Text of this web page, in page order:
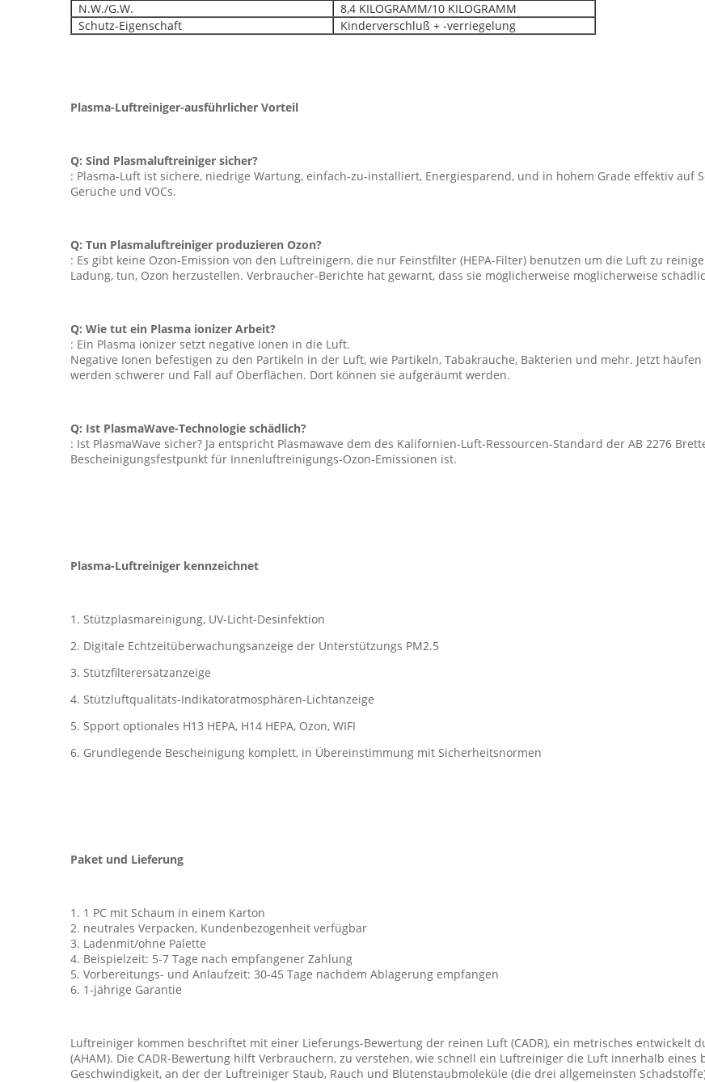
N.W./G.W.
8,4 KILOGRAMM/10 KILOGRAMM
Schutz-Eigenschaft
Kinderverschluß + -verriegelung
Plasma-Luftreiniger-ausführlicher Vorteil
Q: Sind Plasmaluftreiniger sicher?
: Plasma-Luft ist sichere, niedrige Wartung, einfach-zu-installiert, Energiesparend, und in hohem Grade effektiv auf
Gerüche und VOCs.
Q: Tun Plasmaluftreiniger produzieren Ozon?
: Es gibt keine Ozon-Emission von den Luftreinigern, die nur Feinstfilter (HEPA-Filter) benutzen um die Luft zu
Ladung, tun, Ozon herzustellen. Verbraucher-Berichte hat gewarnt, dass sie möglicherweise möglicherweise
Q: Wie tut ein Plasma ionizer Arbeit?
: Ein Plasma ionizer setzt negative Ionen in die Luft.
Negative Ionen befestigen zu den Partikeln in der Luft, wie Partikeln, Tabakrauche, Bakterien und mehr. Jetzt
werden schwerer und Fall auf Oberflächen. Dort können sie aufgeräumt werden.
Q: Ist PlasmaWave-Technologie schädlich?
: Ist PlasmaWave sicher? Ja entspricht Plasmawave dem des Kalifornien-Luft-Ressourcen-Standard der AB 2276
Bescheinigungsfestpunkt für Innenluftreinigungs-Ozon-Emissionen ist.
Plasma-Luftreiniger kennzeichnet
1. Stützplasmareinigung, UV-Licht-Desinfektion
2. Digitale Echtzeitüberwachungsanzeige der Unterstützungs PM2.5
3. Stützfilterersatzanzeige
4. Stützluftqualitäts-Indikatoratmosphären-Lichtanzeige
5. Spport optionales H13 HEPA, H14 HEPA, Ozon, WIFI
6. Grundlegende Bescheinigung komplett, in Übereinstimmung mit Sicherheitsnormen
Paket und Lieferung
1. 1 PC mit Schaum in einem Karton
2. neutrales Verpacken, Kundenbezogenheit verfügbar
3. Ladenmit/ohne Palette
4. Beispielzeit: 5-7 Tage nach empfangener Zahlung
5. Vorbereitungs- und Anlaufzeit: 30-45 Tage nachdem Ablagerung empfangen
6. 1-jährige Garantie
Luftreiniger kommen beschriftet mit einer Lieferungs-Bewertung der reinen Luft (CADR), ein metrisches entwickelt
(AHAM). Die CADR-Bewertung hilft Verbrauchern, zu verstehen, wie schnell ein Luftreiniger die Luft innerhalb eines
Geschwindigkeit, an der der Luftreiniger Staub, Rauch und Blütenstaubmoleküle (die drei allgemeinsten